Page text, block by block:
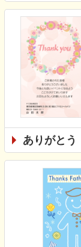
ありがとう